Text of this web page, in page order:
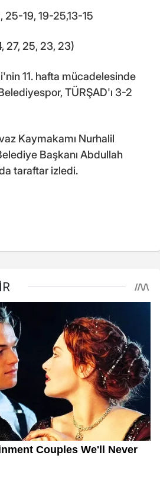
19, 19-25,13-15
27, 25, 23, 23)
11. hafta mücadelesinde
TÜRŞAD'ı 3-2
Kaymakamı Nurhalil
Başkanı Abdullah
taraftar izledi.